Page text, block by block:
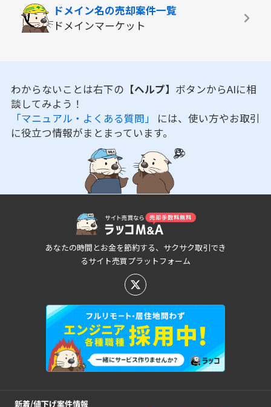
ドメイン名の売却案件一覧
ドメインマーケット
わからないことは右下の 【ヘルプ】 ボタンからAIに相
談してみよう！
「マニュアル・よくある質問」 には、使い方やお取引
に役立つ情報がまとまっています。
あなたの時間とお金を節約する、サクサク取引でき
るサイト売買プラットフォーム
新着/値下げ案件情報